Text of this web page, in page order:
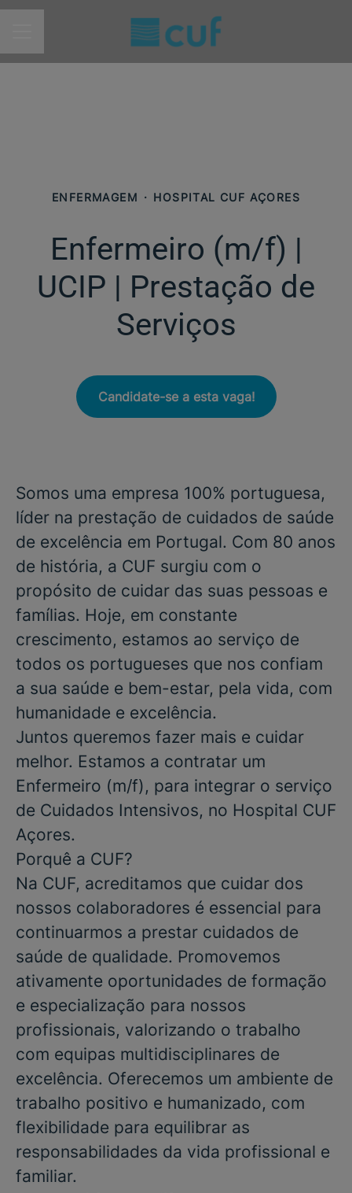
MENU DE CARREIRAS
ENFERMAGEM · HOSPITAL CUF AÇORES
Enfermeiro (m/f) |
UCIP | Prestação de
Serviços
Candidate-se a esta vaga!
Somos uma empresa 100% portuguesa,
líder na prestação de cuidados de saúde
de excelência em Portugal. Com 80 anos
de história, a CUF surgiu com o
propósito de cuidar das suas pessoas e
famílias. Hoje, em constante
crescimento, estamos ao serviço de
todos os portugueses que nos confiam
a sua saúde e bem-estar, pela vida, com
humanidade e excelência.
Juntos queremos fazer mais e cuidar
melhor. Estamos a contratar um
Enfermeiro (m/f), para integrar o serviço
de Cuidados Intensivos, no Hospital CUF
Açores.
Porquê a CUF?
Na CUF, acreditamos que cuidar dos
nossos colaboradores é essencial para
continuarmos a prestar cuidados de
saúde de qualidade. Promovemos
ativamente oportunidades de formação
e especialização para nossos
profissionais, valorizando o trabalho
com equipas multidisciplinares de
excelência. Oferecemos um ambiente de
trabalho positivo e humanizado, com
flexibilidade para equilibrar as
responsabilidades da vida profissional e
familiar.